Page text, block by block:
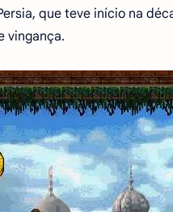
que teve início na
vingança.